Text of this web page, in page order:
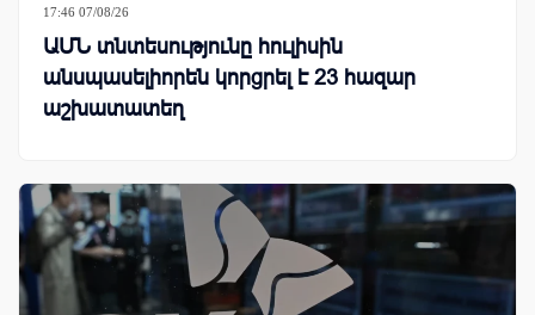
17:46 07/08/26
ԱՄՆ տնտեսությունը հուլիսին
անսպասելիորեն կորցրել է 23 հազար
աշխատատեղ